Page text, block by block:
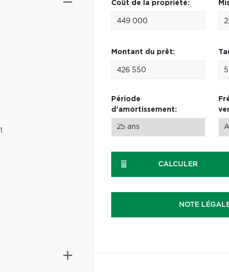
Coût de la propriété:
Montant du prêt:
Période
d'amortissement:
CALCULER
NOTE